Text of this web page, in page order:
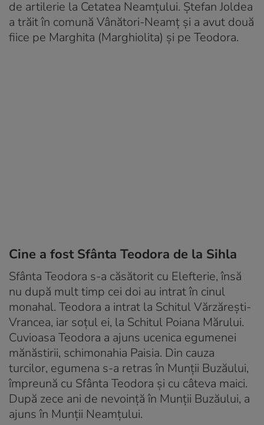
de artilerie la Cetatea Neamţului. Ştefan Joldea
a trăit în comună Vânători-Neamţ şi a avut două
fiice pe Marghita (Marghiolita) şi pe Teodora.
Cine a fost Sfânta Teodora de la Sihla
Sfânta Teodora s-a căsătorit cu Elefterie, însă
nu după mult timp cei doi au intrat în cinul
monahal. Teodora a intrat la Schitul Vărzăreşti-
Vrancea, iar soţul ei, la Schitul Poiana Mărului.
Cuvioasa Teodora a ajuns ucenica egumenei
mănăstirii, schimonahia Paisia. Din cauza
turcilor, egumena s-a retras în Munţii Buzăului,
împreună cu Sfânta Teodora şi cu câteva maici.
După zece ani de nevoinţă în Munţii Buzăului, a
ajuns în Munţii Neamţului.